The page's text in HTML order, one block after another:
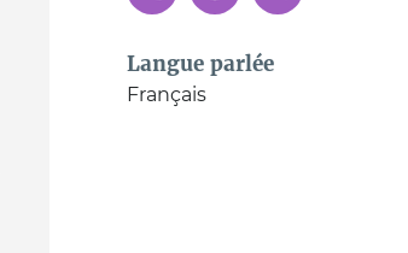
Langue parlée
Français